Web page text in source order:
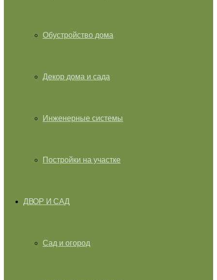
Обустройство дома
Декор дома и сада
Инженерные системы
Постройки на участке
ДВОР И САД
Сад и огород